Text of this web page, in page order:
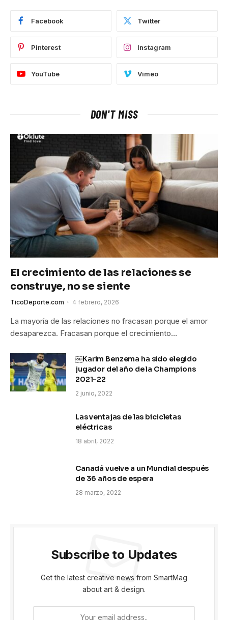
Facebook Twitter
Pinterest Instagram
YouTube Vimeo
DON'T MISS
El crecimiento de las relaciones se
construye, no se siente
TicoDeporte.com 4 febrero, 2026
La mayoría de las relaciones no fracasan porque el amor
desaparezca. Fracasan porque el crecimiento…
￼Karim Benzema ha sido elegido
jugador del año de la Champions
2021-22
2 junio, 2022
Las ventajas de las bicicletas
eléctricas
18 abril, 2022
Canadá vuelve a un Mundial después
de 36 años de espera
28 marzo, 2022
Subscribe to Updates
Get the latest creative news from SmartMag
about art & design.